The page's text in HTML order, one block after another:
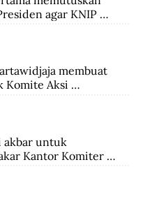
agar KNIP
dan DPR belum
membuat
Komite Aksi
penjuru Indonesia. Di
pemuda yang
menuntut
akbar untuk
Kantor Komiter
Surabaya.